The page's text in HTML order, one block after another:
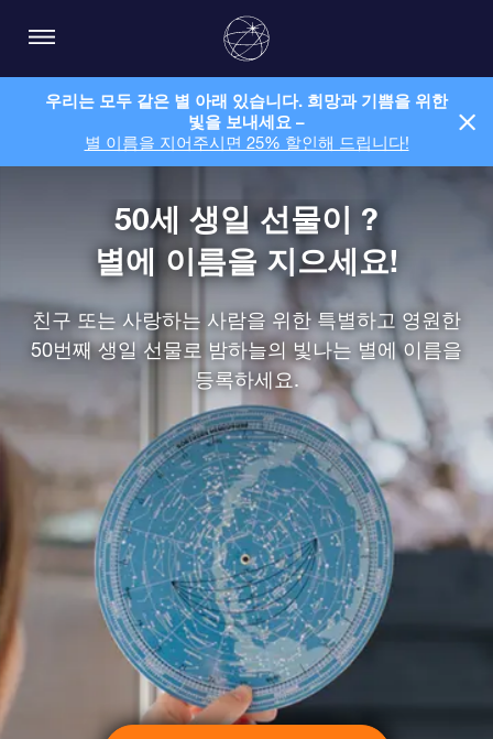
우리는 모두 같은 별 아래 있습니다. 희망과 기쁨을 위한
빛을 보내세요 –
별 이름을 지어주시면 25% 할인해 드립니다!
50세 생일 선물이 ?
별에 이름을 지으세요!
친구 또는 사랑하는 사람을 위한 특별하고 영원한
50번째 생일 선물로 밤하늘의 빛나는 별에 이름을
등록하세요.